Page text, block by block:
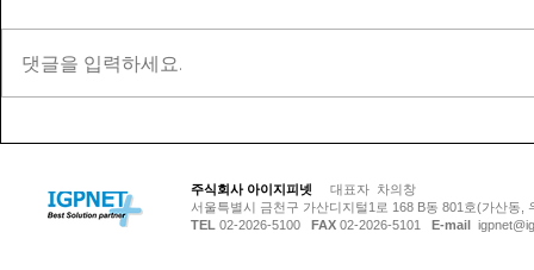
댓글을 입력하세요.
주식회사 아이지피넷 대표자 차의창
서울특별시 금천구 가산디지털1로 168 B동 801호(가산동
TEL 02-2026-5100 FAX 02-2026-5101 E-mail
© Copyright 저작권 보호 대상입니다.